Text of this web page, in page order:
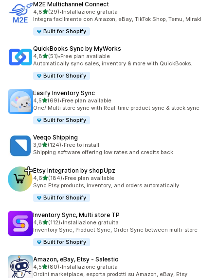
M2E Multichannel Connect
4,8stelle su 5
(29)
29 recensioni totali
•Installazione gratuita
Integra facilmente con Amazon, eBay, TikTok Shop, Temu, Mirakl
Built for Shopify
QuickBooks Sync by MyWorks
4,8stelle su 5
(51)
51 recensioni totali
•Free plan available
Automatically sync sales, inventory & more with QuickBooks.
Built for Shopify
Easify Inventory Sync
4,5stelle su 5
(69)
69 recensioni totali
•Free plan available
One/ Multi store sync with Real-time product sync & stock sync
Built for Shopify
Veeqo Shipping
3,9stelle su 5
(124)
124 recensioni totali
•Free to install
Shipping software offering low rates and credits back
Etsy Integration by shopUpz
4,6stelle su 5
(184)
184 recensioni totali
•Free plan available
Sync Etsy products, inventory, and orders automatically
Built for Shopify
Inventory Sync, Multi store TP
4,8stelle su 5
(112)
112 recensioni totali
•Installazione gratuita
Inventory Sync, Product Sync, Order Sync between multi-store
Built for Shopify
Amazon, eBay, Etsy ‑ Salestio
4,5stelle su 5
(80)
80 recensioni totali
•Installazione gratuita
Ordini marketplace, esporta prodotti su Amazon, eBay, Etsy